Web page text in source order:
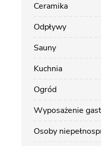
Ceramika
Odpływy
Sauny
Kuchnia
Ogród
Wyposażenie
Osoby